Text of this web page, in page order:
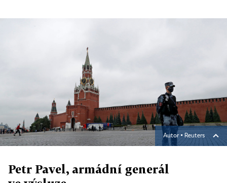
Autor ▪ Reuters
Petr Pavel, armádní generál